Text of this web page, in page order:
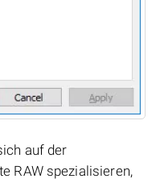
auf der
RAW spezialisieren,